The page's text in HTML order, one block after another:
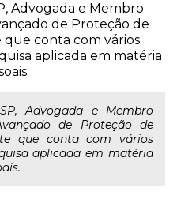
Advogada e Membro
de Proteção de
que conta com vários
aplicada em matéria
Advogada e Membro
de Proteção de
que conta com vários
aplicada em matéria